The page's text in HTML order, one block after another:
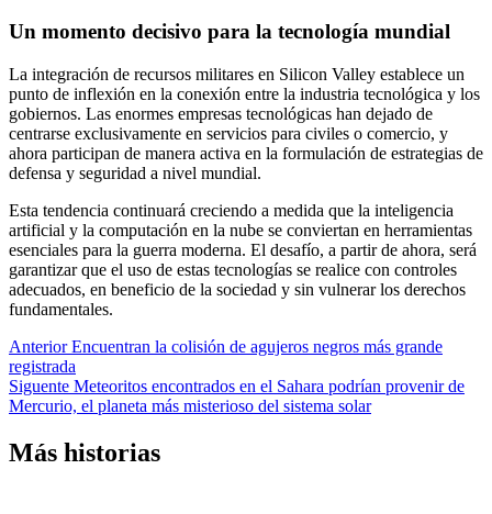
Un momento decisivo para la tecnología mundial
La integración de recursos militares en Silicon Valley establece un
punto de inflexión en la conexión entre la industria tecnológica y los
gobiernos. Las enormes empresas tecnológicas han dejado de
centrarse exclusivamente en servicios para civiles o comercio, y
ahora participan de manera activa en la formulación de estrategias de
defensa y seguridad a nivel mundial.
Esta tendencia continuará creciendo a medida que la inteligencia
artificial y la computación en la nube se conviertan en herramientas
esenciales para la guerra moderna. El desafío, a partir de ahora, será
garantizar que el uso de estas tecnologías se realice con controles
adecuados, en beneficio de la sociedad y sin vulnerar los derechos
fundamentales.
Navegación
de
entradas
AnteriorEncuentran la colisión de agujeros negros más grande
registrada
Siguente Meteoritos encontrados en el Sahara podrían provenir de
Mercurio, el planeta más misterioso del sistema solar
Más historias